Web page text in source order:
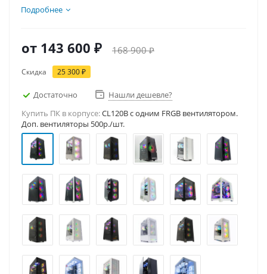
E, Видеокарта RTX 5070 12Гб, Память DDR4 16Gb,
Подробнее
от 143 600 ₽ 168 900 ₽
Скидка 25 300 ₽
Достаточно
Нашли дешевле?
Купить ПК в корпусе:CL120B c одним FRGB вентилятором.
Доп. вентиляторы 500р./шт.